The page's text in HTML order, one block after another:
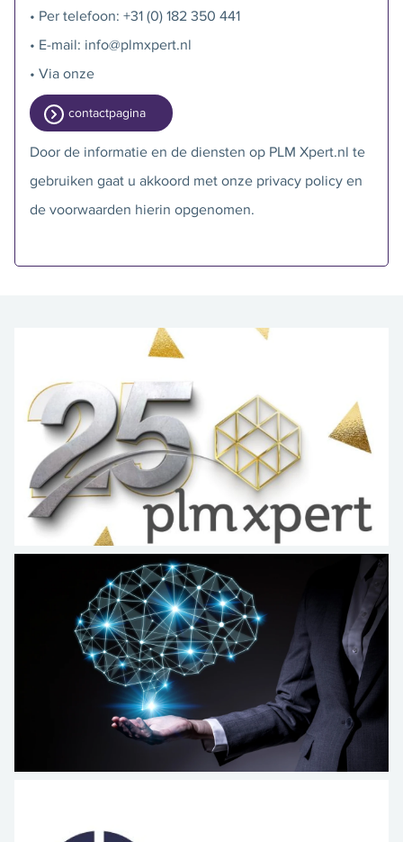
• Per telefoon: +31 (0) 182 350 441
• E-mail: info@plmxpert.nl
• Via onze
contactpagina
Door de informatie en de diensten op PLM Xpert.nl te
gebruiken gaat u akkoord met onze privacy policy en
de voorwaarden hierin opgenomen.